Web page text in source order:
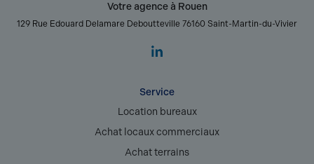
Votre agence à Rouen
129 Rue Edouard Delamare Deboutteville 76160 Saint-Martin-du-Vivier
Service
Location bureaux
Achat locaux commerciaux
Achat terrains